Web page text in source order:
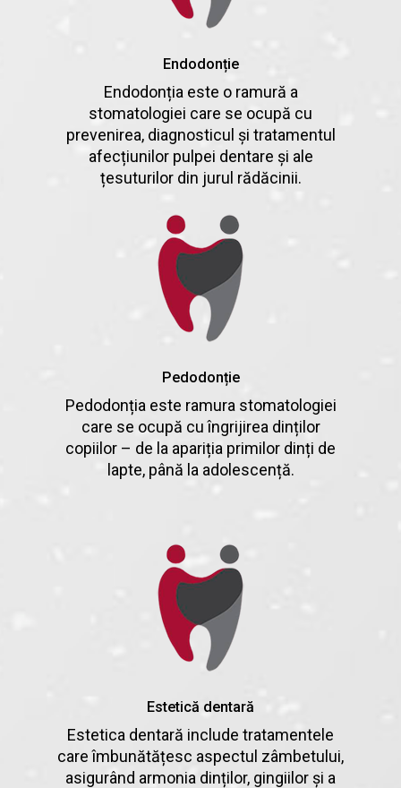
Endodonție
Endodonția este o ramură a
stomatologiei care se ocupă cu
prevenirea, diagnosticul și tratamentul
afecțiunilor pulpei dentare și ale
țesuturilor din jurul rădăcinii.
Pedodonție
Pedodonția este ramura stomatologiei
care se ocupă cu îngrijirea dinților
copiilor – de la apariția primilor dinți de
lapte, până la adolescență.
Estetică dentară
Estetica dentară include tratamentele
care îmbunătățesc aspectul zâmbetului,
asigurând armonia dinților, gingiilor și a